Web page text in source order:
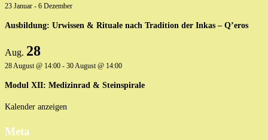
23 Januar - 6 Dezember
Ausbildung: Urwissen & Rituale nach Tradition der Inkas – Q’eros
Aug. 28
28 August @ 14:00 - 30 August @ 14:00
Modul XII: Medizinrad & Steinspirale
Kalender anzeigen
Meta